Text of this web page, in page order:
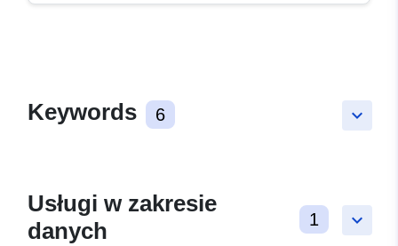
keyboard_arrow_down
Keywords 6
keyboard_arrow_down
Usługi w zakresie
danych
1